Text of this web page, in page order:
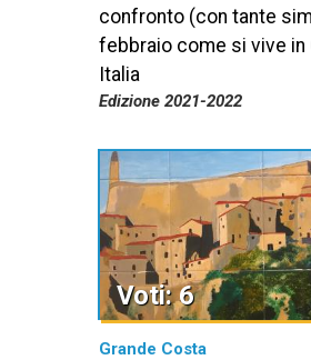
confronto (con tante
febbraio come si vive in
Italia
Edizione 2021-2022
Grande Costa
Voti: 6